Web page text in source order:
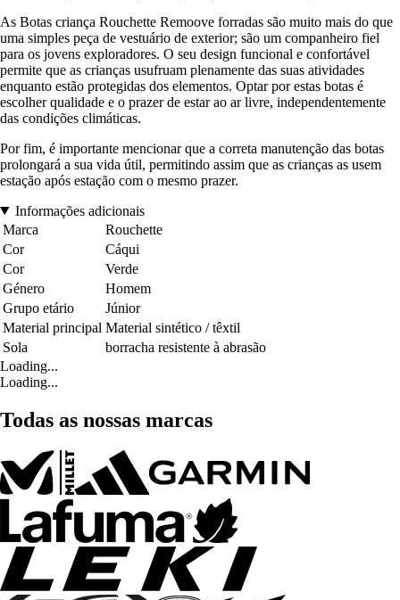
As Botas criança Rouchette Remoove forradas são muito mais do que
uma simples peça de vestuário de exterior; são um companheiro fiel
para os jovens exploradores. O seu design funcional e confortável
permite que as crianças usufruam plenamente das suas atividades
enquanto estão protegidas dos elementos. Optar por estas botas é
escolher qualidade e o prazer de estar ao ar livre, independentemente
das condições climáticas.
Por fim, é importante mencionar que a correta manutenção das botas
prolongará a sua vida útil, permitindo assim que as crianças as usem
estação após estação com o mesmo prazer.
Informações adicionais
Marca
Rouchette
Cor
Cáqui
Cor
Verde
Género
Homem
Grupo etário
Júnior
Material principal Material sintético / têxtil
Sola
borracha resistente à abrasão
Loading...
Loading...
Todas as nossas marcas